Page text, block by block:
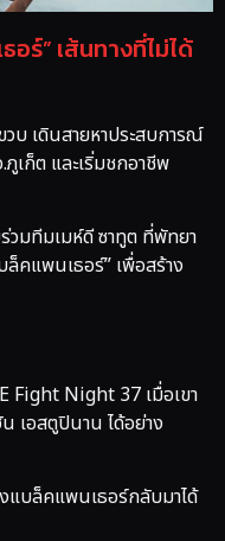
อร์” เส้นทางที่ไม่ได้
บ เดินสายหาประสบการณ์
เก็ต และเริ่มชกอาชีพ
วมทีมเมห์ดี ซาทูต ที่พัทยา
คแพนเธอร์” เพื่อสร้าง
Fight Night 37 เมื่อเขา
เอสตูปินาน ได้อย่าง
แบล็คแพนเธอร์กลับมาได้